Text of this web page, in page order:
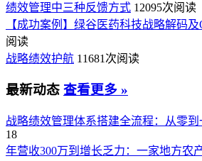
绩效管理中三种反馈方式 12095次阅读
【成功案例】绿谷医药科技战略解码
阅读
战略绩效护航 11681次阅读
最新动态 查看更多 »
战略绩效管理体系搭建全流程：从零
18
年营收300万到增长乏力：一家地方农